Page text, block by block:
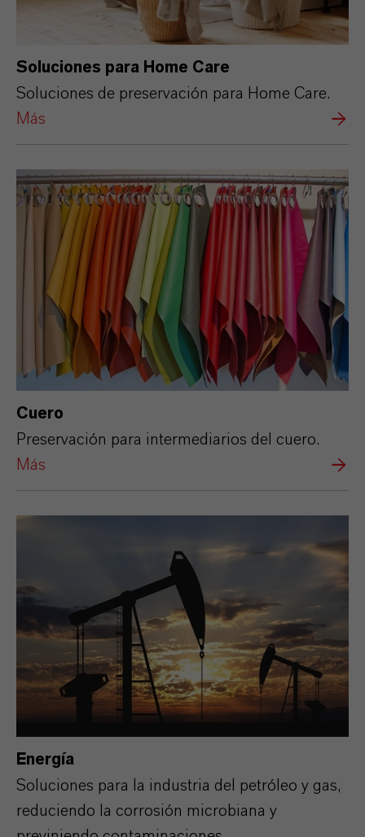
Soluciones para Home Care
Soluciones de preservación para Home Care.
Más
Cuero
Preservación para intermediarios del cuero.
Más
Energía
Soluciones para la industria del petróleo y gas,
reduciendo la corrosión microbiana y